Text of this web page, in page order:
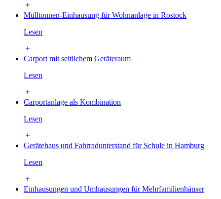
Mülltonnen-Einhausung für Wohnanlage in Rostock
Lesen
Carport mit seitlichem Geräteraum
Lesen
Carportanlage als Kombination
Lesen
Gerätehaus und Fahrradunterstand für Schule in Hamburg
Lesen
Einhausungen und Umhausungen für Mehrfamilienhäuser